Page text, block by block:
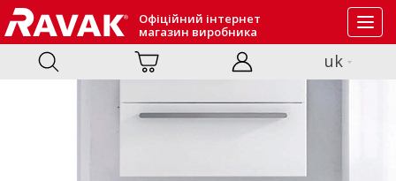
Офіційний інтернет
магазин виробника
uk